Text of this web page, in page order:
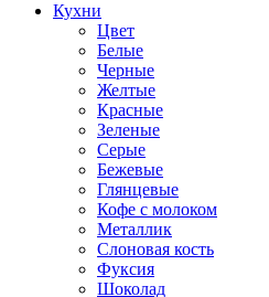
Кухни
Цвет
Белые
Черные
Желтые
Красные
Зеленые
Серые
Бежевые
Глянцевые
Кофе с молоком
Металлик
Слоновая кость
Фуксия
Шоколад